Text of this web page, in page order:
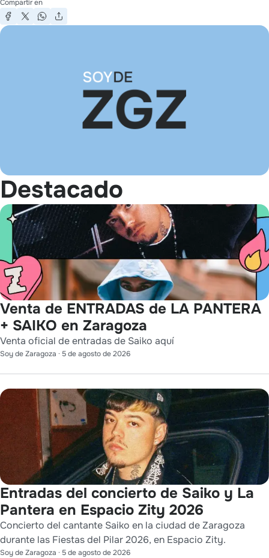
Compartir en
Destacado
Venta de ENTRADAS de LA PANTERA
+ SAIKO en Zaragoza
Venta oficial de entradas de Saiko aquí
Soy de Zaragoza · 5 de agosto de 2026
Entradas del concierto de Saiko y La
Pantera en Espacio Zity 2026
Concierto del cantante Saiko en la ciudad de Zaragoza
durante las Fiestas del Pilar 2026, en Espacio Zity.
Soy de Zaragoza · 5 de agosto de 2026